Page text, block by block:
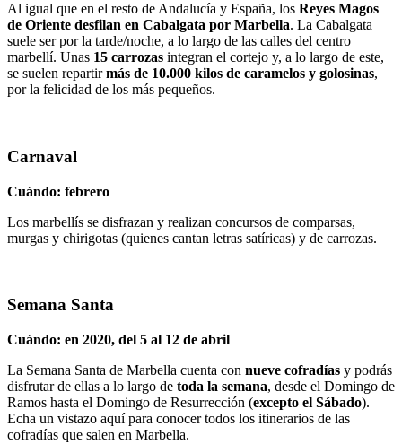
Al igual que en el resto de Andalucía y España, los Reyes Magos
de Oriente desfilan en Cabalgata por Marbella. La Cabalgata
suele ser por la tarde/noche, a lo largo de las calles del centro
marbellí. Unas 15 carrozas integran el cortejo y, a lo largo de este,
se suelen repartirmás de 10.000 kilos de caramelos y golosinas,
por la felicidad de los más pequeños.
Carnaval
Cuándo: febrero
Los marbellís se disfrazan y realizan concursos de comparsas,
murgas y chirigotas (quienes cantan letras satíricas) y de carrozas.
Semana Santa
Cuándo: en 2020, del 5 al 12 de abril
La Semana Santa de Marbella cuenta con nueve cofradías y podrás
disfrutar de ellas a lo largo de toda la semana, desde el Domingo de
Ramos hasta el Domingo de Resurrección (excepto el Sábado).
Echa un vistazo aquí para conocer todos los itinerarios de las
cofradías que salen en Marbella.